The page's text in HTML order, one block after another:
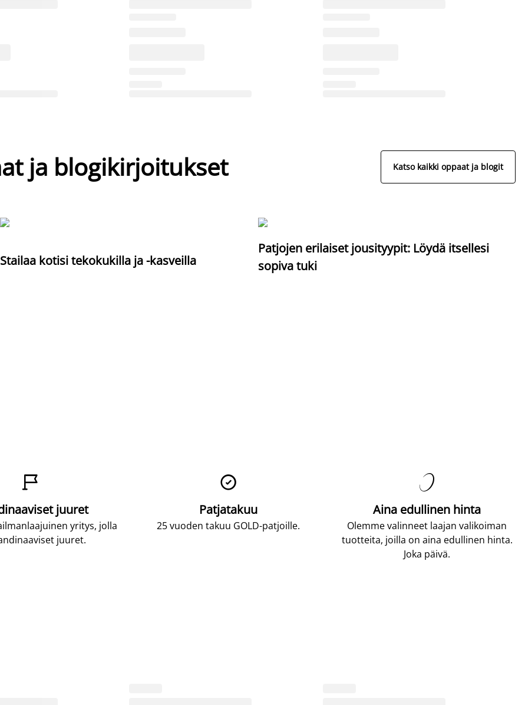
ja blogikirjoitukset Katso kaikki oppaat ja blogit
Stailaa kotisi tekokukilla ja -kasveilla
Patjojen erilaiset jousityypit: Löydä itsellesi
sopiva tuki

juuret
yritys, jolla
juuret.

Patjatakuu
25 vuoden takuu GOLD-patjoille.

Aina edullinen hinta
Olemme valinneet laajan valikoiman
tuotteita, joilla on aina edullinen hinta.
Joka päivä.